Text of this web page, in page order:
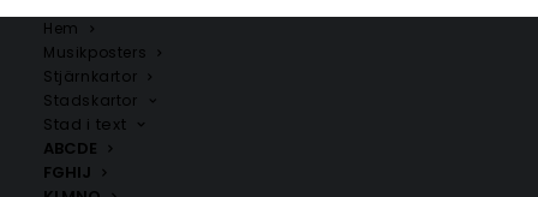
Hem
Musikposters
Stjärnkartor
Stadskartor
Stad i text
ABCDE
FGHIJ